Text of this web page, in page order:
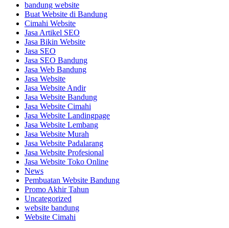
bandung website
Buat Website di Bandung
Cimahi Website
Jasa Artikel SEO
Jasa Bikin Website
Jasa SEO
Jasa SEO Bandung
Jasa Web Bandung
Jasa Website
Jasa Website Andir
Jasa Website Bandung
Jasa Website Cimahi
Jasa Website Landingpage
Jasa Website Lembang
Jasa Website Murah
Jasa Website Padalarang
Jasa Website Profesional
Jasa Website Toko Online
News
Pembuatan Website Bandung
Promo Akhir Tahun
Uncategorized
website bandung
Website Cimahi